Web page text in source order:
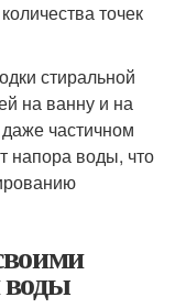
точек
стиральной
на ванну и на
частичном
напора воды, что